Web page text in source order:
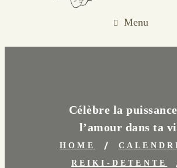
Menu
Célèbre la
l’amour dans ta
HOME
REIKI-DETENTE